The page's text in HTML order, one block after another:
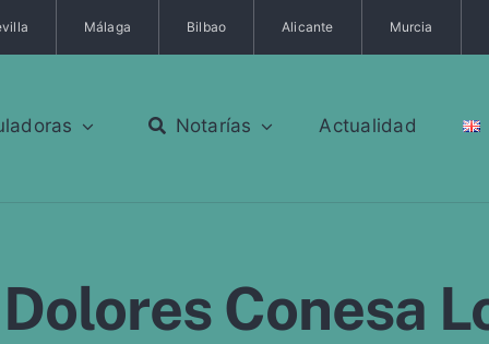
Málaga Bilbao Alicante Murcia
Notarías Actualidad
Conesa